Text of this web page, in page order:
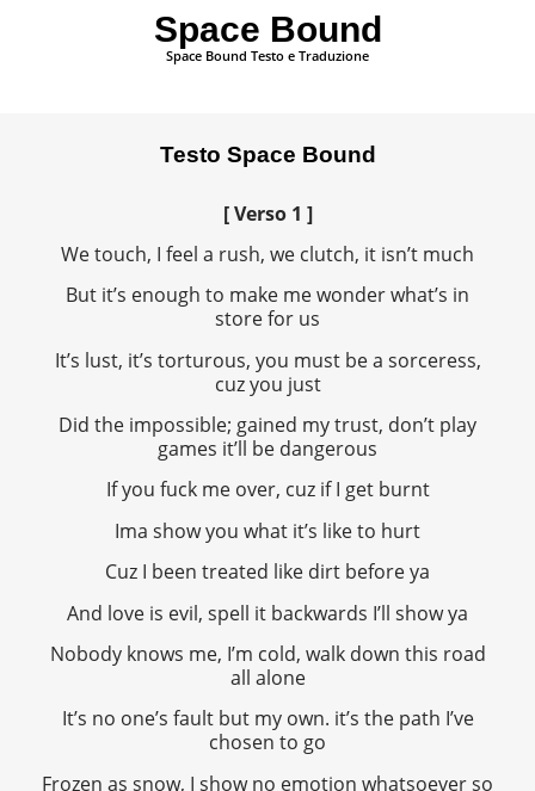
Space Bound
Space Bound Testo e Traduzione
Testo Space Bound
[ Verso 1 ]
We touch, I feel a rush, we clutch, it isn’t much
But it’s enough to make me wonder what’s in
store for us
It’s lust, it’s torturous, you must be a sorceress,
cuz you just
Did the impossible; gained my trust, don’t play
games it’ll be dangerous
If you fuck me over, cuz if I get burnt
Ima show you what it’s like to hurt
Cuz I been treated like dirt before ya
And love is evil, spell it backwards I’ll show ya
Nobody knows me, I’m cold, walk down this road
all alone
It’s no one’s fault but my own. it’s the path I’ve
chosen to go
Frozen as snow, I show no emotion whatsoever so